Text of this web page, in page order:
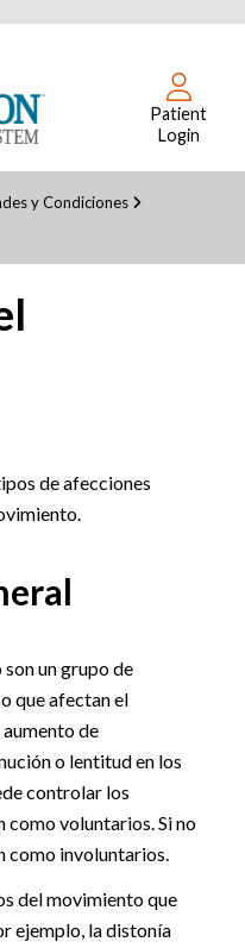
Patient
Login
y Condiciones
de afecciones
un grupo de
que afectan el
de
o lentitud en los
controlar los
como voluntarios. Si no
como involuntarios.
del movimiento que
ejemplo, la distonía